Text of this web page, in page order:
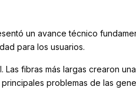
un avance técnico
para los usuarios.
fibras más largas crearon
problemas de las